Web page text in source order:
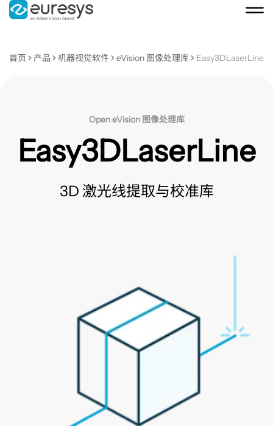
首页 产品 机器视觉软件 eVision 图像处理库 Easy3DLaserLine
Open eVision 图像处理库
Easy3DLaserLine
3D 激光线提取与校准库